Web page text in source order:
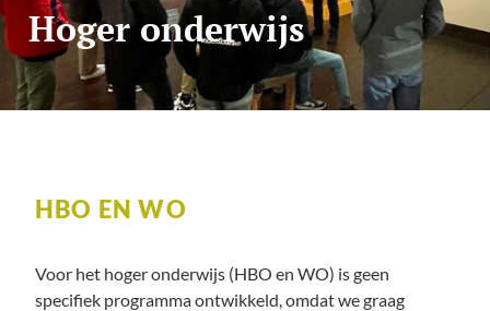
Hoger onderwijs
HBO EN WO
Voor het hoger onderwijs (HBO en WO) is geen
specifiek programma ontwikkeld, omdat we graag